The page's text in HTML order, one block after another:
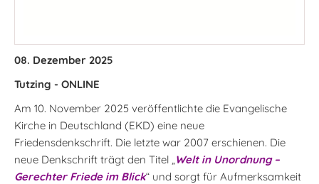
08. Dezember 2025
Tutzing - ONLINE
Am 10. November 2025 veröffentlichte die Evangelische
Kirche in Deutschland (EKD) eine neue
Friedensdenkschrift. Die letzte war 2007 erschienen. Die
neue Denkschrift trägt den Titel „Welt in Unordnung –
Gerechter Friede im Blick“ und sorgt für Aufmerksamkeit